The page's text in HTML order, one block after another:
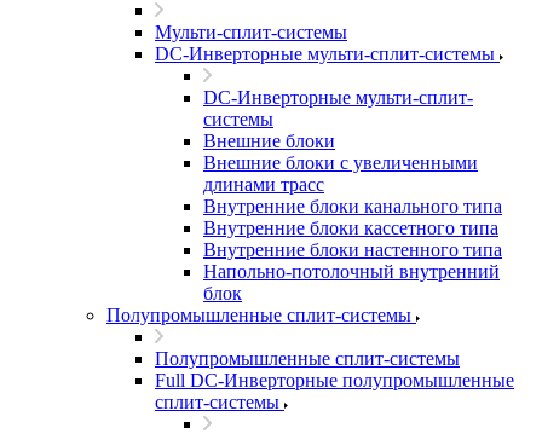
Мульти-сплит-системы
DC-Инверторные мульти-сплит-системы
DC-Инверторные мульти-сплит-
системы
Внешние блоки
Внешние блоки с увеличенными
длинами трасс
Внутренние блоки канального типа
Внутренние блоки кассетного типа
Внутренние блоки настенного типа
Напольно-потолочный внутренний
блок
Полупромышленные сплит-системы
Полупромышленные сплит-системы
Full DC-Инверторные полупромышленные
сплит-системы